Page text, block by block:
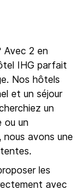
Avec 2 en
IHG parfait
Nos hôtels
et un séjour
un
ou un
avons une
les
avec